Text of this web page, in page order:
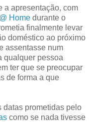
a apresentação, com
Home durante o
finalmente levar
doméstico ao próximo
assentasse num
qualquer pessoa
ter que se preocupar
de forma a que
datas prometidas pelo
como se nada tivesse